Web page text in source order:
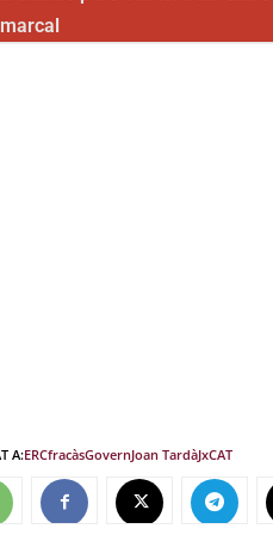
A:ERCfracàsGovernJoan TardàJxCAT